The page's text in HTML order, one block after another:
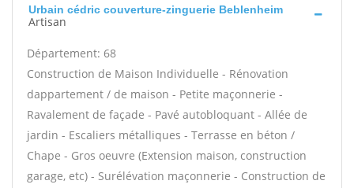
Urbain cédric couverture-zinguerie Beblenheim
Artisan
Département: 68
Construction de Maison Individuelle - Rénovation
dappartement / de maison - Petite maçonnerie -
Ravalement de façade - Pavé autobloquant - Allée de
jardin - Escaliers métalliques - Terrasse en béton /
Chape - Gros oeuvre (Extension maison, construction
garage, etc) - Surélévation maçonnerie - Construction de